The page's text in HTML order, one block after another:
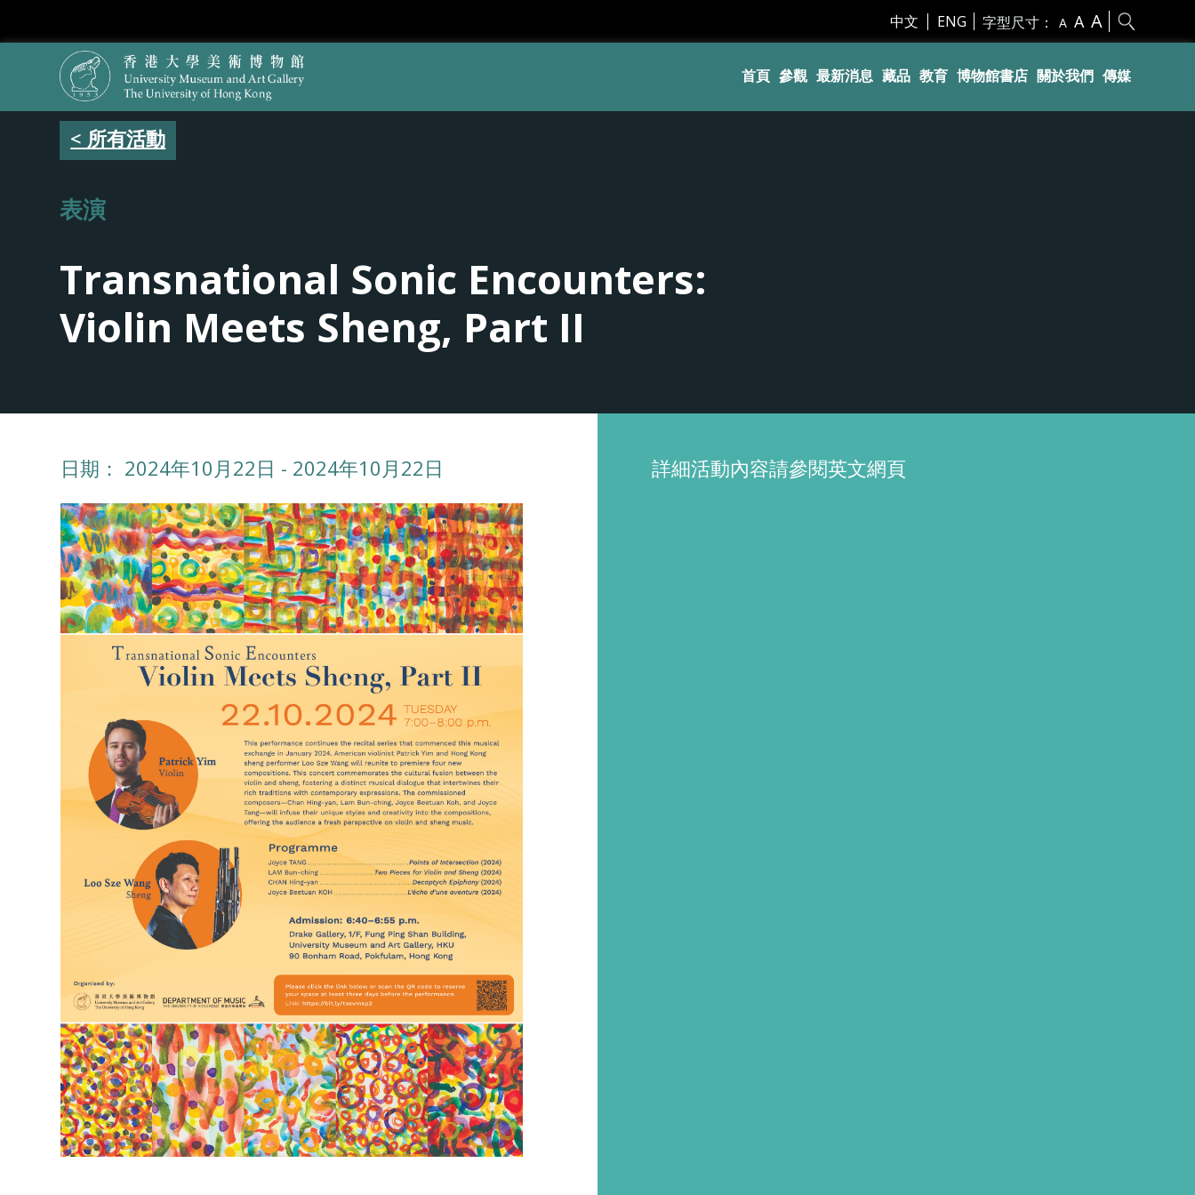
中文 ENG 字型尺寸： A A A
首頁 參觀 最新消息 藏品 教育 博物館書店 關於我們 傳媒
< 所有活動
表演
Transnational Sonic Encounters:
Violin Meets Sheng, Part II
日期： 2024年10月22日 - 2024年10月22日 詳細活動內容請參閱英文網頁